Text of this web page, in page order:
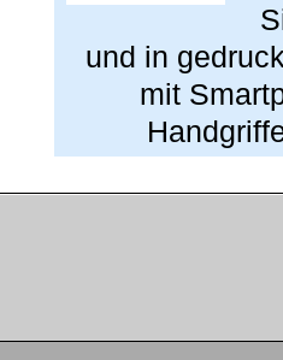
und in
mit